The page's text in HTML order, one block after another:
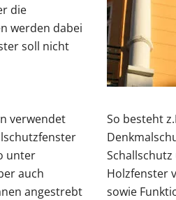
die
werden dabei
soll nicht
verwendet
unter
auch
angestrebt
So besteht
Holzfenster
sowie